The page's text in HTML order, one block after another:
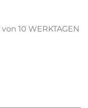
10 WERKTAGEN